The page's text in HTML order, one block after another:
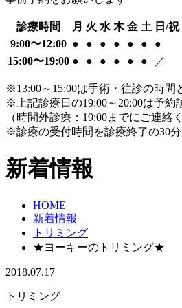
診療時間 月 火 水 木 金 土 日/祝
9:00〜12:00 ● ● ● ● ● ●
●
15:00〜19:00 ● ● ● ● ● ● ／
※13:00～15:00は手術・往診の時間
※上記診療日の19:00～20:00は予約
（時間外診療：19:00までにご連絡
※診療の受付時間を診療終了の30
新着情報
HOME
新着情報
トリミング
★ヨーキーのトリミング★
2018.07.17
トリミング